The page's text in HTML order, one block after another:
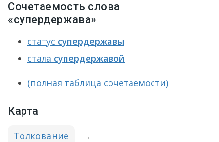
Сочетаемость слова
«супердержава»
статус супердержавы
стала супердержавой
(полная таблица сочетаемости)
Карта
Толкование →